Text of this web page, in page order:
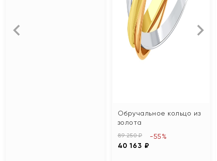
Обручальное кольцо из
золота
89 250 ₽
40 163 ₽
-55%